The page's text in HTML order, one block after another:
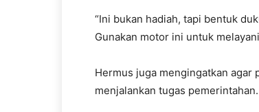
“Ini bukan hadiah, tapi bentuk
Gunakan motor ini untuk
Hermus juga mengingatkan agar
menjalankan tugas pemerintahan.